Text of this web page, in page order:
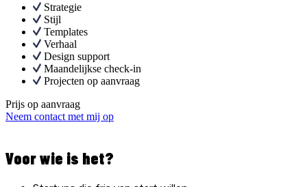
Strategie
Stijl
Templates
Verhaal
Design support
Maandelijkse check-in
Projecten op aanvraag
Prijs op aanvraag
Neem contact met mij op
Voor wie is het?